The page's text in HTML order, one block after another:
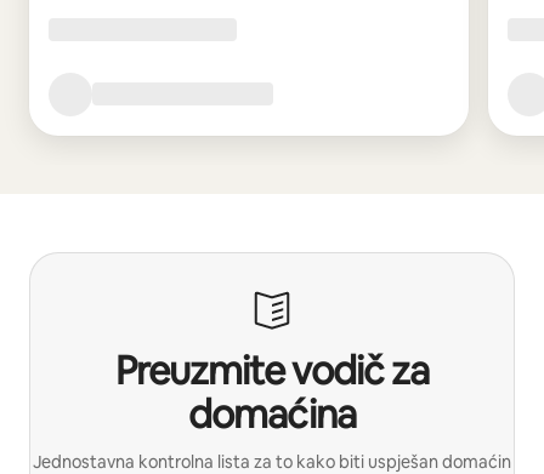
Preuzmite vodič za
domaćina
Jednostavna kontrolna lista za to kako biti uspješan domaćin